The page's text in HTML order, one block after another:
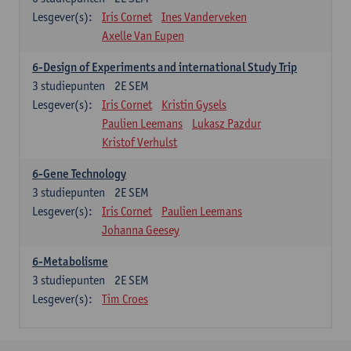
Lesgever(s):
Iris Cornet
Ines Vanderveken
Axelle Van Eupen
6-Design of Experiments and international Study Trip
2E SEM
3 studiepunten
Lesgever(s):
Iris Cornet
Kristin Gysels
Paulien Leemans
Lukasz Pazdur
Kristof Verhulst
6-Gene Technology
2E SEM
3 studiepunten
Lesgever(s):
Iris Cornet
Paulien Leemans
Johanna Geesey
6-Metabolisme
2E SEM
3 studiepunten
Lesgever(s):
Tim Croes